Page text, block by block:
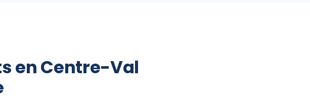
en Centre-Val